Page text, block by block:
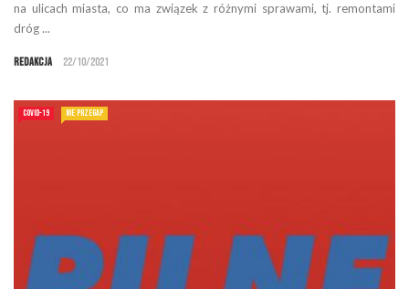
na ulicach miasta, co ma związek z różnymi sprawami, tj. remontami
dróg ...
Redakcja 22/10/2021
COVID-19 NIE PRZEGAP